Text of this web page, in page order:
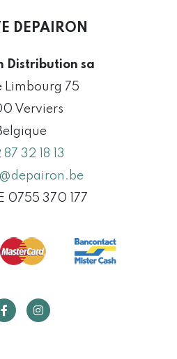
DEPAIRON
Distribution sa
Limbourg 75
Verviers
32 18 13
0755 370 177